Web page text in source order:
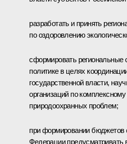
разработать и принять
по оздоровлению
сформировать региональные
политике в целях
государственной власти,
организаций по
природоохранных проблем;
при формировании бюджетов
Федерации